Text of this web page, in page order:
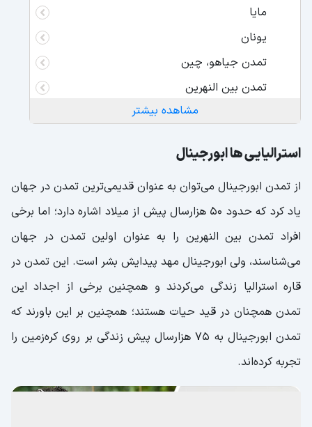
مایا
یونان
تمدن جیاهو، چین
تمدن بین النهرین
تمدن، معنای آن را دقیقتر متوجه شوید!
حکومت در قدیمی ترین تمدن جهان
مشاهده بیشتر
استرالیایی ها ابورجینال
از تمدن ابورجینال می‌توان به عنوان قدیمی‌ترین تمدن در جهان
یاد کرد که حدود 50 هزارسال پیش از میلاد اشاره دارد؛ اما برخی
افراد تمدن بین النهرین را به عنوان اولین تمدن در جهان
می‌شناسند، ولی ابورجینال مهد پیدایش بشر است. این تمدن در
قاره استرالیا زندگی می‌کردند و همچنین برخی از اجداد این
تمدن همچنان در قید حیات هستند؛ همچنین بر این باورند که
تمدن ابورجینال به 75 هزارسال پیش زندگی بر روی کره‌زمین را
تجربه کرده‌اند.